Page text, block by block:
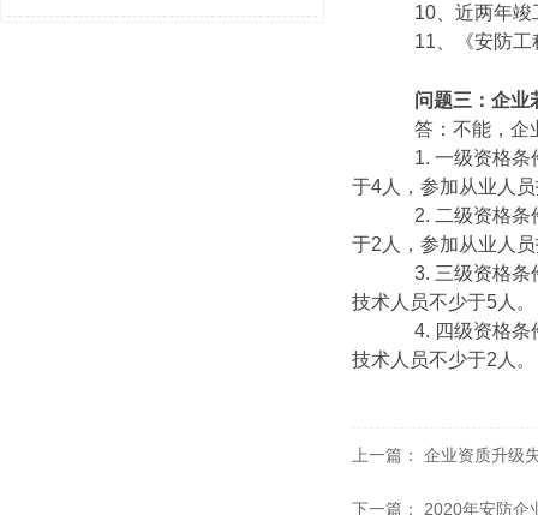
10、近两年竣
11、《安防工
问题三：企业
答：不能，企业
1. 一级资格条件
于4人，参加从业人
2. 二级资格条件
于2人，参加从业人
3. 三级资格条件
技术人员不少于5人。
4. 四级资格条件
技术人员不少于2人。
上一篇： 企业资质升级
下一篇： 2020年安防企